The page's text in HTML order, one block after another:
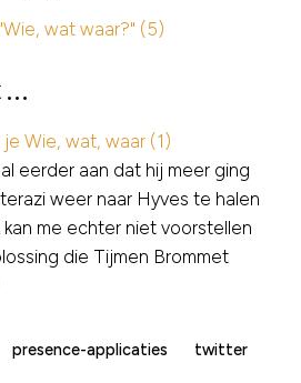
…
eerder aan dat hij meer ging
weer naar Hyves te halen
me echter niet voorstellen
die Tijmen Brommet
presence-applicaties
twitter